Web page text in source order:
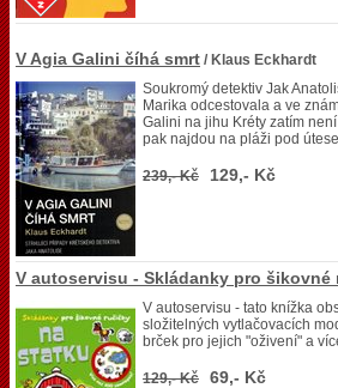
V Agia Galini číhá smrt / Klaus Eckhardt
Soukromý detektiv Jak
Marika odcestovala a ve
Galini na jihu Kréty zatím
pak najdou na pláži pod
239,- Kč 129,- Kč
V autoservisu - Skládanky pro šikovné
V autoservisu - tato knížka
složitelných vytlačovacích
brček pro jejich "oživení" a
129,- Kč 69,- Kč